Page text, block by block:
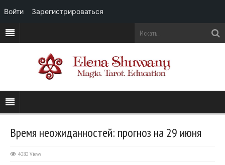
Время неожиданностей: прогноз на 29 июня
4080 Views
Войти Зарегистрироваться